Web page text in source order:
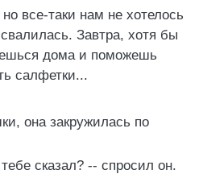
все-таки нам не хотелось
Завтра, хотя бы
дома и поможешь
салфетки...
она закружилась по
сказал? -- спросил он.